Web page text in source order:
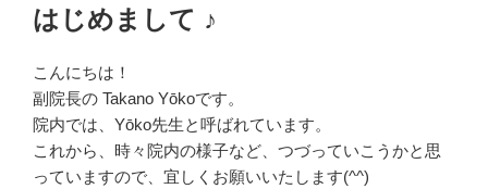
稿
日:
はじめまして ♪
こんにちは！
副院長の Takano Yōkoです。
院内では、Yōko先生と呼ばれています。
これから、時々院内の様子など、つづっていこうかと思
っていますので、宜しくお願いいたします(^^)